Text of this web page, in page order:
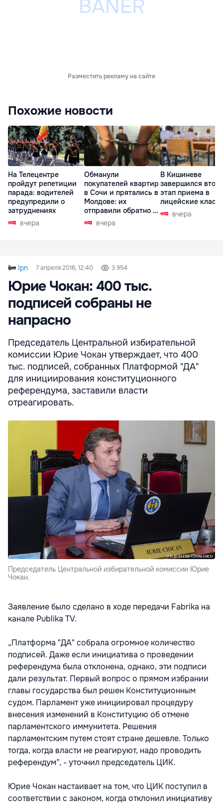
Разместить рекламу на сайте
Похожие новости
На Телецентре
пройдут репетиции
парада: водителей
предупредили о
затруднениях
вчера
Обманули
покупателей квартир
в Сочи и прятались в
Молдове: их
отправили обратно в
РФ вчера
В Кишиневе
завершился
этап приема в
лицейские
вчера
Ipn 7 апреля 2016, 12:40 3 954
Юрие Чокан: 400 тыс.
подписей собраны не
напрасно
Председатель Центральной избирательной
комиссии Юрие Чокан утверждает, что 400
тыс. подписей, собранных Платформой "ДА"
для инициирования конституционного
референдума, заставили власти
отреагировать.
Председатель Центральной избирательной комиссии Юрие
Чокан.
Заявление было сделано в ходе передачи Fabrika на
канале Publika TV.
„Платформа "ДА" собрала огромное количество
подписей. Даже если инициатива о проведении
референдума была отклонена, однако, эти подписи
дали результат. Первый вопрос о прямом избрании
главы государства был решен Конституционным
судом. Парламент уже инициировал процедуру
внесения изменений в Конституцию об отмене
парламентского иммунитета. Решения
парламентским путем стоят стране дешевле. Только
тогда, когда власти не реагируют, надо проводить
референдум”, - уточнил председатель ЦИК.
Юрие Чокан настаивает на том, что ЦИК поступил в
соответствии с законом, когда отклонил инициативу